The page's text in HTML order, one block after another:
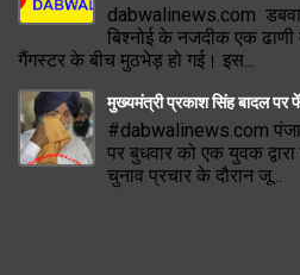
dabwalinews.com
बिश्नोई के नजदीक एक ढाणी
गैंगस्टर के बीच मुठभेड़ हो गई। इस...
मुख्यमंत्री प्रकाश सिंह बादल पर
#dabwalinews.com
पर बुधवार को एक युवक
चुनाव प्रचार के दौरान जू...